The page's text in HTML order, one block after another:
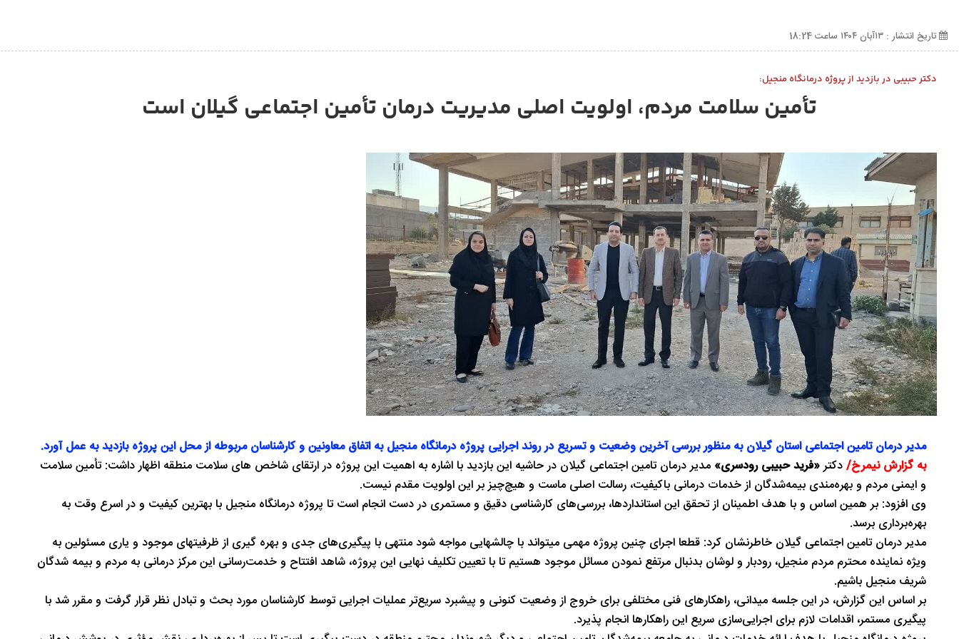
تاریخ انتشار : ۱۳آبان ۱۴۰۴ ساعت 18:24
دکتر حبیبی در بازدید از پروژه درمانگاه منجیل:
تأمین سلامت مردم، اولویت اصلی مدیریت درمان تأمین اجتماعی گیلان است
مدیر درمان تامین اجتماعی استان گیلان به منظور بررسی آخرین وضعیت و تسریع در روند اجرایی پروژه درمانگاه منجیل به اتفاق معاونین و کارشناسان مربوطه از محل این پروژه بازدید به عمل آورد.
به گزارش نیمرخ/دکتر«فرید حبیبی رودسری» مدیر درمان تامین اجتماعی گیلان در حاشیه این بازدید با اشاره به اهمیت این پروژه در ارتقای شاخص های سلامت منطقه اظهار داشت: تأمین سلامت
و ایمنی مردم و بهره‌مندی بیمه‌شدگان از خدمات درمانی باکیفیت، رسالت اصلی ماست و هیچ‌چیز بر این اولویت مقدم نیست.
وی افزود: بر همین اساس و با هدف اطمینان از تحقق این استانداردها، بررسی‌های کارشناسی دقیق و مستمری در دست انجام است تا پروژه درمانگاه منجیل با بهترین کیفیت و در اسرع وقت به
بهره‌برداری برسد.
مدیر درمان تامین اجتماعی گیلان خاطرنشان کرد: قطعا اجرای چنین پروژه مهمی میتواند با چالشهایی مواجه شود منتهی با پیگیری‌های جدی و بهره گیری از ظرفیتهای موجود و یاری مسئولین به
ویژه نماینده محترم مردم منجیل، رودبار و لوشان بدنبال مرتفع نمودن مسائل موجود هستیم تا با تعیین تکلیف نهایی این پروژه، شاهد افتتاح و خدمت‌رسانی این مرکز درمانی به مردم و بیمه شدگان
شریف منجیل باشیم.
بر اساس این گزارش، در این جلسه میدانی، راهکارهای فنی مختلفی برای خروج از وضعیت کنونی و پیشبرد سریع‌تر عملیات اجرایی توسط کارشناسان مورد بحث و تبادل نظر قرار گرفت و مقرر شد با
پیگیری مستمر، اقدامات لازم برای اجرایی‌سازی سریع این راهکارها انجام پذیرد.